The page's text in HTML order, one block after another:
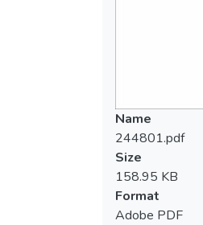
Name
244801.pdf
Size
158.95 KB
Format
Adobe PDF